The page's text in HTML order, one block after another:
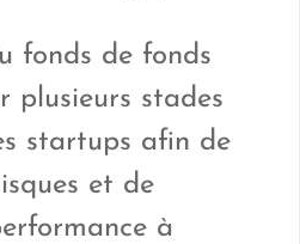
fonds de fonds
plusieurs stades
startups afin de
et de
à